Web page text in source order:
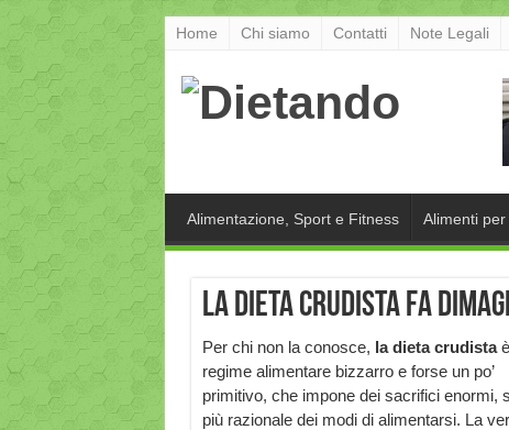
Home Chi siamo Contatti Note Legali
Alimentazione, Sport e Fitness Alimenti
La dieta crudista fa
Per chi non la conosce, la dieta crudista
regime alimentare bizzarro e forse un po’
primitivo, che impone dei sacrifici enormi,
più razionale dei modi di alimentarsi. La